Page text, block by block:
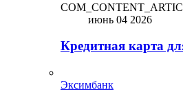
июнь 04 2026
Кредитная карта
Эксимбанк